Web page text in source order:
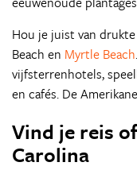
Hou je juist van
Beach en Myrtle Beach
vijfsterrenhotels,
en cafés. De
Vind je reis
Carolina